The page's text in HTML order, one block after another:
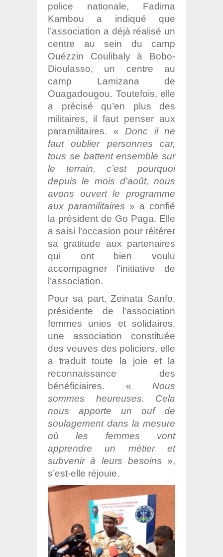
police nationale, Fadima
Kambou a indiqué que
l’association a déjà réalisé un
centre au sein du camp
Ouézzin Coulibaly à Bobo-
Dioulasso, un centre au
camp Lamizana de
Ouagadougou. Toutefois, elle
a précisé qu’en plus des
militaires, il faut penser aux
paramilitaires. « Donc il ne
faut oublier personnes car,
tous se battent ensemble sur
le terrain, c’est pourquoi
depuis le mois d’août, nous
avons ouvert le programme
aux paramilitaires » a confié
la président de Go Paga. Elle
a saisi l’occasion pour réitérer
sa gratitude aux partenaires
qui ont bien voulu
accompagner l’initiative de
l’association.
Pour sa part, Zeinata Sanfo,
présidente de l’association
femmes unies et solidaires,
une association constituée
des veuves des policiers, elle
a traduit toute la joie et la
reconnaissance des
bénéficiaires. « Nous
sommes heureuses. Cela
nous apporte un ouf de
soulagement dans la mesure
où les femmes vont
apprendre un métier et
subvenir à leurs besoins »,
s’est-elle réjouie.